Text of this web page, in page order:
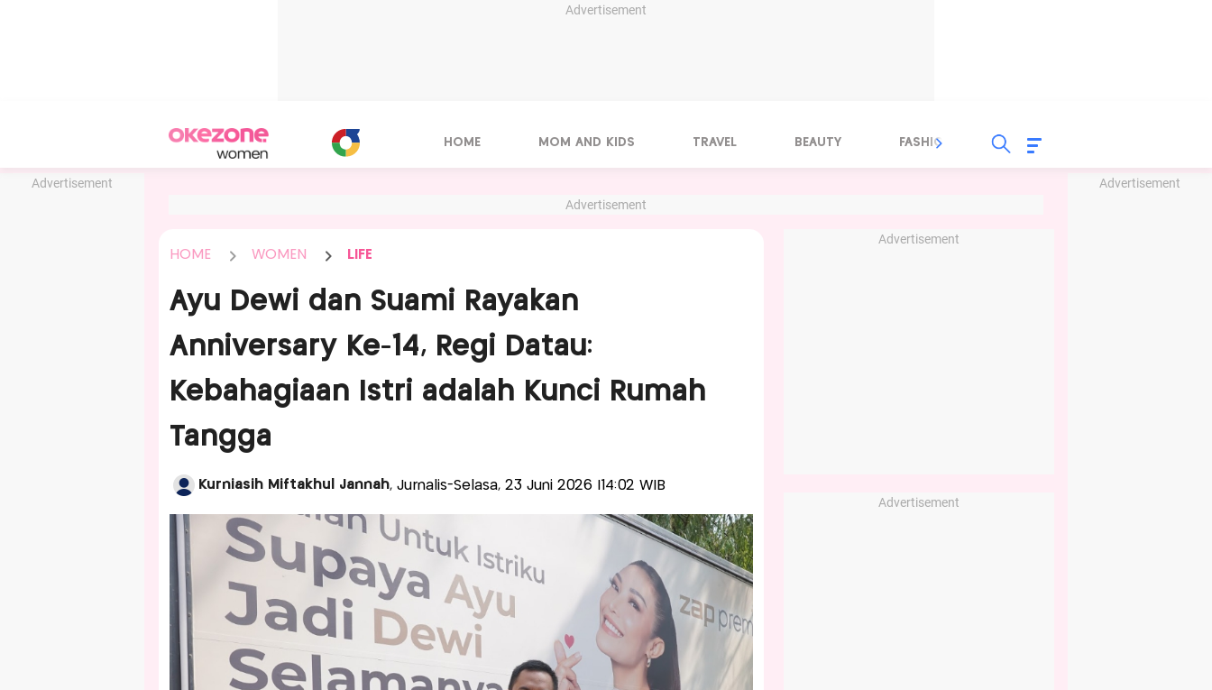
Advertisement
Advertisement Advertisement
HOME MOM AND KIDS TRAVEL BEAUTY FASHION FOOD
Advertisement
HOME WOMEN LIFE
Ayu Dewi dan Suami Rayakan
Anniversary Ke-14, Regi Datau:
Kebahagiaan Istri adalah Kunci Rumah
Tangga
Kurniasih Miftakhul Jannah, Jurnalis-Selasa, 23 Juni 2026 |14:02 WIB
Advertisement
Advertisement